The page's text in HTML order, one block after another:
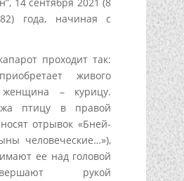
года, начиная с
проходит так:
живого
– курицу.
птицу в правой
отрывок «Бней-
человеческие…»),
ее над головой
рукой